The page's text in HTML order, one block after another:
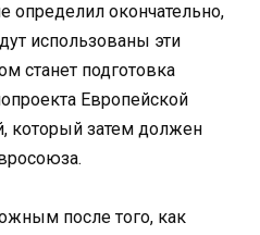
определил окончательно,
использованы эти
станет подготовка
Европейской
который затем должен
после того, как